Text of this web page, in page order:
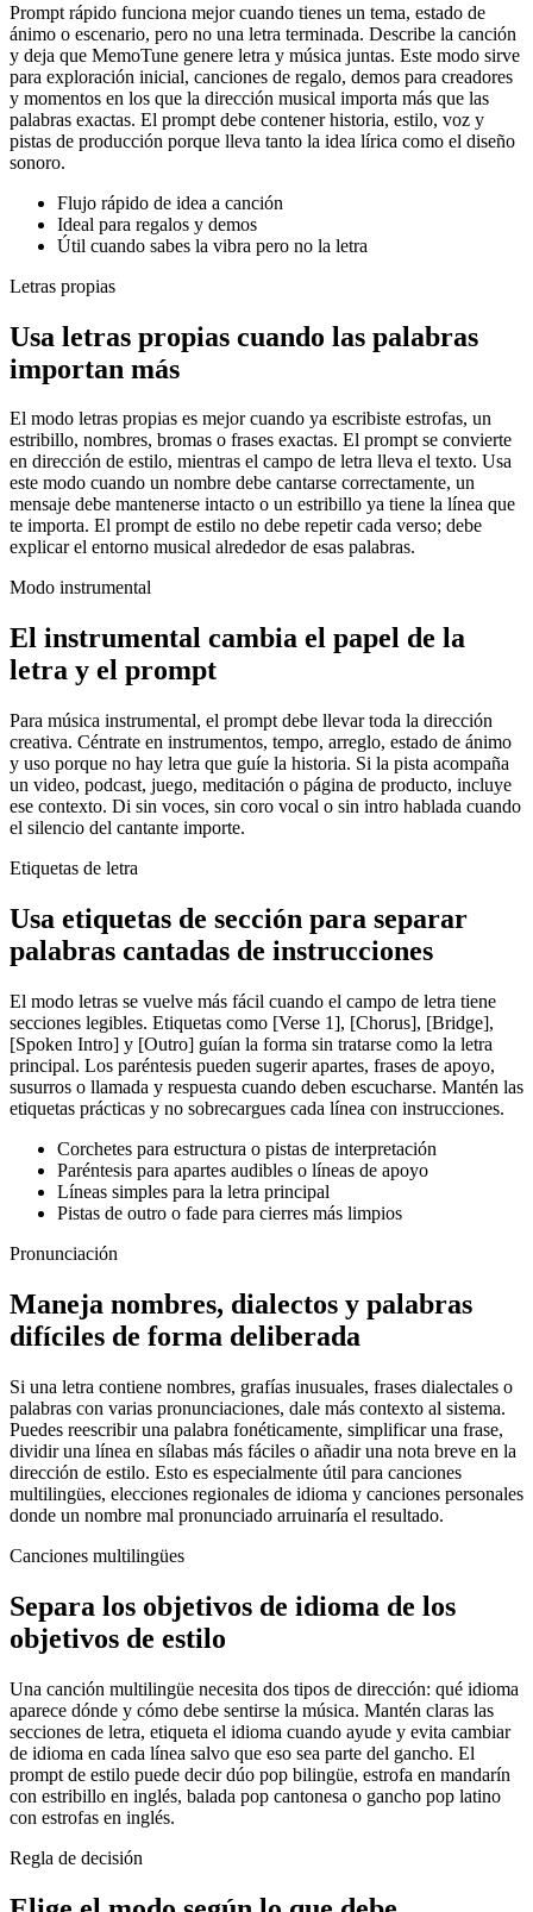
Prompt rápido funciona mejor cuando tienes un tema, estado de
ánimo o escenario, pero no una letra terminada. Describe la canción
y deja que MemoTune genere letra y música juntas. Este modo sirve
para exploración inicial, canciones de regalo, demos para creadores
y momentos en los que la dirección musical importa más que las
palabras exactas. El prompt debe contener historia, estilo, voz y
pistas de producción porque lleva tanto la idea lírica como el diseño
sonoro.
Flujo rápido de idea a canción
Ideal para regalos y demos
Útil cuando sabes la vibra pero no la letra
Letras propias
Usa letras propias cuando las palabras
importan más
El modo letras propias es mejor cuando ya escribiste estrofas, un
estribillo, nombres, bromas o frases exactas. El prompt se convierte
en dirección de estilo, mientras el campo de letra lleva el texto. Usa
este modo cuando un nombre debe cantarse correctamente, un
mensaje debe mantenerse intacto o un estribillo ya tiene la línea que
te importa. El prompt de estilo no debe repetir cada verso; debe
explicar el entorno musical alrededor de esas palabras.
Modo instrumental
El instrumental cambia el papel de la
letra y el prompt
Para música instrumental, el prompt debe llevar toda la dirección
creativa. Céntrate en instrumentos, tempo, arreglo, estado de ánimo
y uso porque no hay letra que guíe la historia. Si la pista acompaña
un video, podcast, juego, meditación o página de producto, incluye
ese contexto. Di sin voces, sin coro vocal o sin intro hablada cuando
el silencio del cantante importe.
Etiquetas de letra
Usa etiquetas de sección para separar
palabras cantadas de instrucciones
El modo letras se vuelve más fácil cuando el campo de letra tiene
secciones legibles. Etiquetas como [Verse 1], [Chorus], [Bridge],
[Spoken Intro] y [Outro] guían la forma sin tratarse como la letra
principal. Los paréntesis pueden sugerir apartes, frases de apoyo,
susurros o llamada y respuesta cuando deben escucharse. Mantén las
etiquetas prácticas y no sobrecargues cada línea con instrucciones.
Corchetes para estructura o pistas de interpretación
Paréntesis para apartes audibles o líneas de apoyo
Líneas simples para la letra principal
Pistas de outro o fade para cierres más limpios
Pronunciación
Maneja nombres, dialectos y palabras
difíciles de forma deliberada
Si una letra contiene nombres, grafías inusuales, frases dialectales o
palabras con varias pronunciaciones, dale más contexto al sistema.
Puedes reescribir una palabra fonéticamente, simplificar una frase,
dividir una línea en sílabas más fáciles o añadir una nota breve en la
dirección de estilo. Esto es especialmente útil para canciones
multilingües, elecciones regionales de idioma y canciones personales
donde un nombre mal pronunciado arruinaría el resultado.
Canciones multilingües
Separa los objetivos de idioma de los
objetivos de estilo
Una canción multilingüe necesita dos tipos de dirección: qué idioma
aparece dónde y cómo debe sentirse la música. Mantén claras las
secciones de letra, etiqueta el idioma cuando ayude y evita cambiar
de idioma en cada línea salvo que eso sea parte del gancho. El
prompt de estilo puede decir dúo pop bilingüe, estrofa en mandarín
con estribillo en inglés, balada pop cantonesa o gancho pop latino
con estrofas en inglés.
Regla de decisión